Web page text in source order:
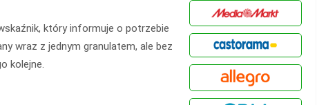
który informuje o potrzebie
wraz z jednym granulatem, ale bez
kolejne.